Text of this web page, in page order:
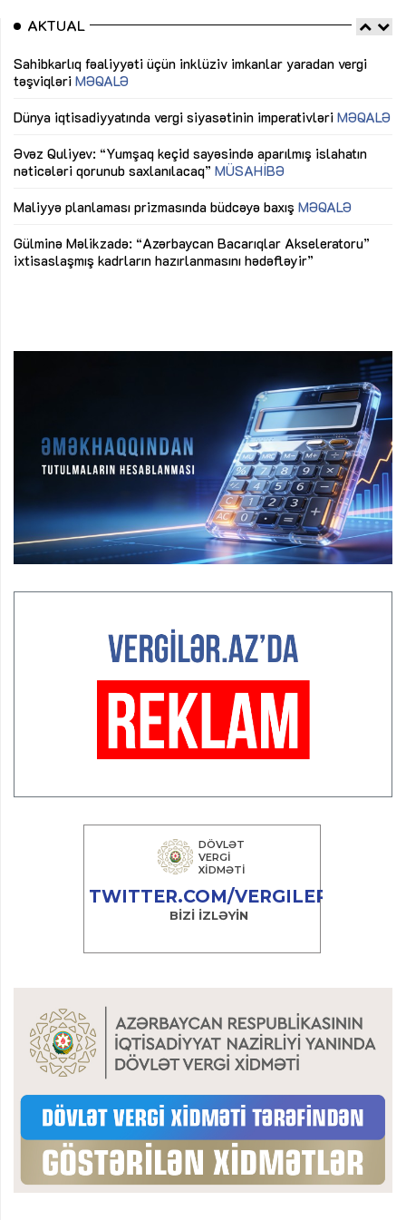
AKTUAL
Sahibkarlıq fəaliyyəti üçün inklüziv imkanlar yaradan vergi
təşviqləri MƏQALƏ
Dünya iqtisadiyyatında vergi siyasətinin imperativləri MƏQALƏ
Əvəz Quliyev: “Yumşaq keçid sayəsində aparılmış islahatın
nəticələri qorunub saxlanılacaq” MÜSAHİBƏ
Maliyyə planlaması prizmasında büdcəyə baxış MƏQALƏ
Gülminə Məlikzadə: “Azərbaycan Bacarıqlar Akseleratoru”
ixtisaslaşmış kadrların hazırlanmasını hədəfləyir”